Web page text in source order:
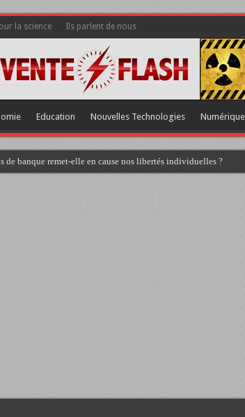
la science Ils parlent de nous
Education Nouvelles Technologies Numérique
de banque remet-elle en cause nos libertés individuelles ?